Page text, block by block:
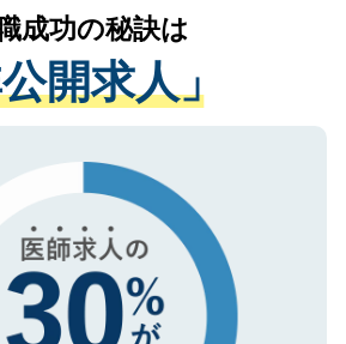
報の取り扱いについての厳密な
満たした事業者のみに付与され
バシーマークを取得済みです。
持に関してもご安心ください。
、現在の医療機関の状況や紹介
えながら、適切なアドバイスを
だきます。すぐにご転職をされ
、長期的なサポートが可能です
ご登録ください。
成功の秘訣は
開求人」